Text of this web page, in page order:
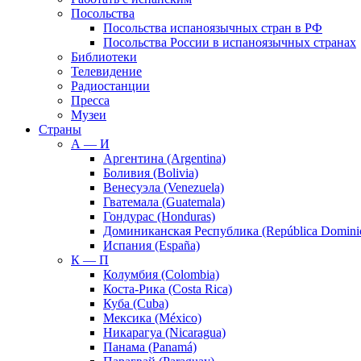
Посольства
Посольства испаноязычных стран в РФ
Посольства России в испаноязычных странах
Библиотеки
Телевидение
Радиостанции
Пресса
Музеи
Страны
А — И
Аргентина (Argentina)
Боливия (Bolivia)
Венесуэла (Venezuela)
Гватемала (Guatemala)
Гондурас (Honduras)
Доминиканская Республика (República
Испания (España)
К — П
Колумбия (Colombia)
Коста-Рика (Costa Rica)
Куба (Cuba)
Мексика (México)
Никарагуа (Nicaragua)
Панама (Panamá)